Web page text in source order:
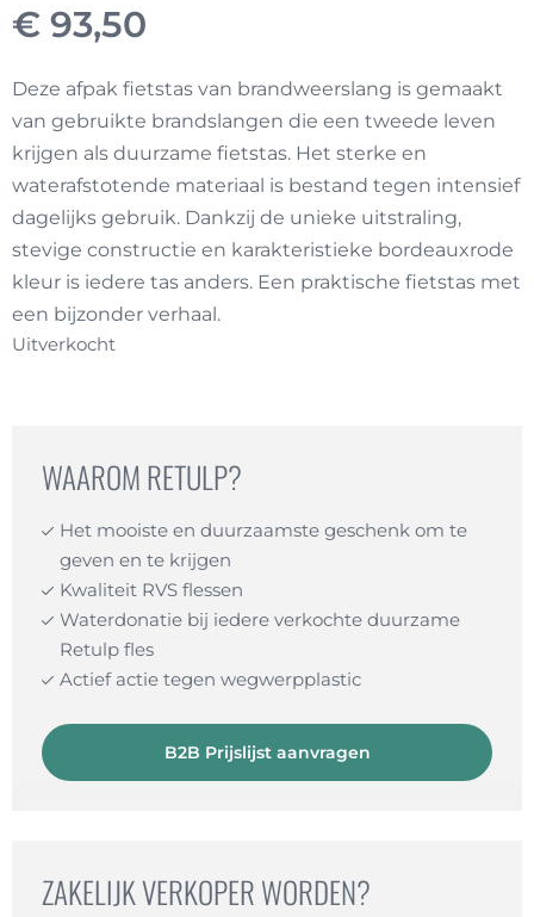
€ 93,50
Deze afpak fietstas van brandweerslang is gemaakt
van gebruikte brandslangen die een tweede leven
krijgen als duurzame fietstas. Het sterke en
waterafstotende materiaal is bestand tegen intensief
dagelijks gebruik. Dankzij de unieke uitstraling,
stevige constructie en karakteristieke bordeauxrode
kleur is iedere tas anders. Een praktische fietstas met
een bijzonder verhaal.
Uitverkocht
WAAROM RETULP?
Het mooiste en duurzaamste geschenk om te
geven en te krijgen
Kwaliteit RVS flessen
Waterdonatie bij iedere verkochte duurzame
Retulp fles
Actief actie tegen wegwerpplastic
B2B Prijslijst aanvragen
ZAKELIJK VERKOPER WORDEN?